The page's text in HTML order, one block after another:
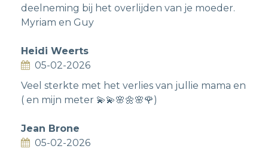
deelneming bij het overlijden van je moeder.
Myriam en Guy
Heidi Weerts
05-02-2026
Veel sterkte met het verlies van jullie mama en
( en mijn meter 💫💫🌸🌼🌸🌹)
Jean Brone
05-02-2026